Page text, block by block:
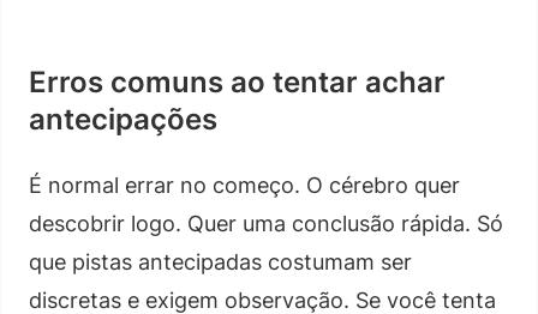
Erros comuns ao tentar achar
antecipações
É normal errar no começo. O cérebro quer
descobrir logo. Quer uma conclusão rápida. Só
que pistas antecipadas costumam ser
discretas e exigem observação. Se você tenta